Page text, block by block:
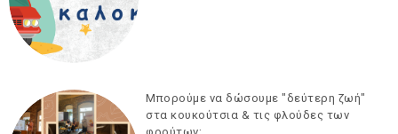
Μπορούμε να δώσουμε "δεύτερη ζωή"
στα κουκούτσια & τις φλούδες των